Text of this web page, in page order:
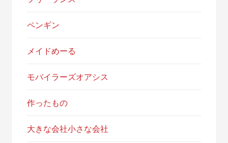
ペンギン
メイドめーる
モバイラーズオアシス
作ったもの
大きな会社小さな会社